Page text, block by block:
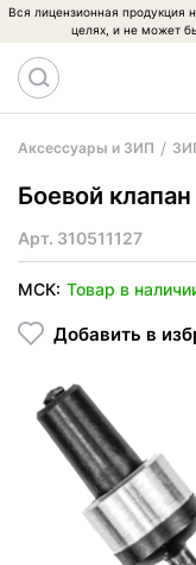
Вся лицензионная продукция
целях, и не может
Аксессуары и ЗИП
Боевой
Арт. 310511127
МСК: Товар в
Добавить в